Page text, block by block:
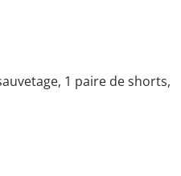
1 paire de shorts,